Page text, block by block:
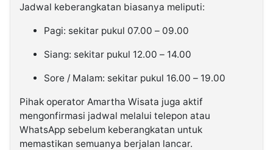
Jadwal keberangkatan biasanya meliputi:
Pagi: sekitar pukul 07.00 – 09.00
Siang: sekitar pukul 12.00 – 14.00
Sore / Malam: sekitar pukul 16.00 – 19.00
Pihak operator Amartha Wisata juga aktif
mengonfirmasi jadwal melalui telepon atau
WhatsApp sebelum keberangkatan untuk
memastikan semuanya berjalan lancar.